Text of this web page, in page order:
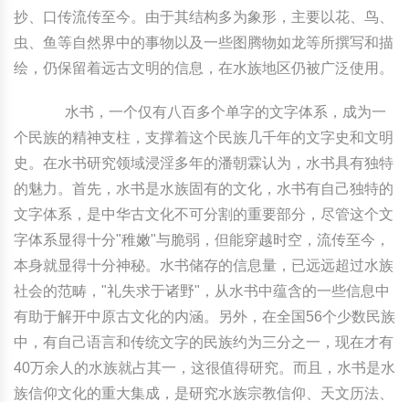
抄、口传流传至今。由于其结构多为象形，主要以花、鸟、
虫、鱼等自然界中的事物以及一些图腾物如龙等所撰写和描
绘，仍保留着远古文明的信息，在水族地区仍被广泛使用。
水书，一个仅有八百多个单字的文字体系，成为一
个民族的精神支柱，支撑着这个民族几千年的文字史和文明
史。在水书研究领域浸淫多年的潘朝霖认为，水书具有独特
的魅力。首先，水书是水族固有的文化，水书有自己独特的
文字体系，是中华古文化不可分割的重要部分，尽管这个文
字体系显得十分"稚嫩"与脆弱，但能穿越时空，流传至今，
本身就显得十分神秘。水书储存的信息量，已远远超过水族
社会的范畴，"礼失求于诸野"，从水书中蕴含的一些信息中
有助于解开中原古文化的内涵。另外，在全国56个少数民族
中，有自己语言和传统文字的民族约为三分之一，现在才有
40万余人的水族就占其一，这很值得研究。而且，水书是水
族信仰文化的重大集成，是研究水族宗教信仰、天文历法、